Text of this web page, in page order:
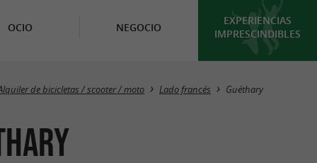
OCIO NEGOCIO
EXPERIENCIAS
IMPRESCINDIBLES
Masquer la carte
de bicicletas / scooter / moto Lado francés Guéthary